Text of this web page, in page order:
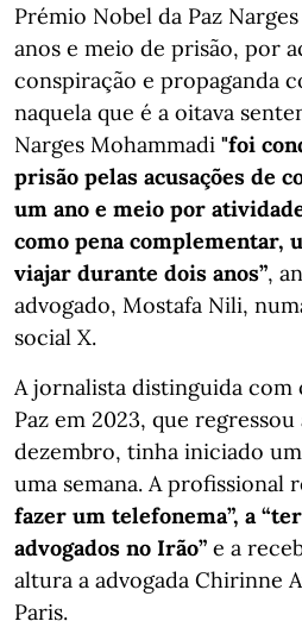
Prémio Nobel da Paz
anos e meio de prisão, por
conspiração e propaganda
naquela que é a oitava
Narges Mohammadi "foi
prisão pelas acusações de
um ano e meio por
como pena complementar,
viajar durante dois anos”,
advogado, Mostafa Nili,
social X.
A jornalista distinguida com
Paz em 2023, que
dezembro, tinha iniciado
uma semana. A profissional
fazer um telefonema”, a
advogados no Irão” e a
altura a advogada Chirinne
Paris.